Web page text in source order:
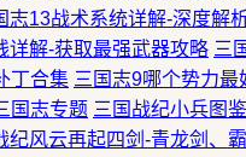
志13战术系统详解-深度解
详解-获取最强武器攻略 三
丁合集 三国志9哪个势力最
国志专题 三国战纪小兵图
纪风云再起四剑-青龙剑、